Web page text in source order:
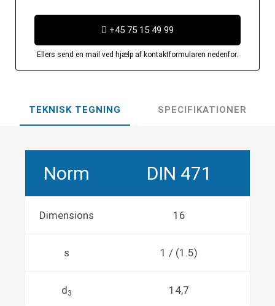
+45 75 15 49 99
Ellers send en mail ved hjælp af kontaktformularen nedenfor.
TEKNISK TEGNING SPECIFIKATIONER
Norm DIN 471
Dimensions 16
s 1 / (1.5)
d3 14,7